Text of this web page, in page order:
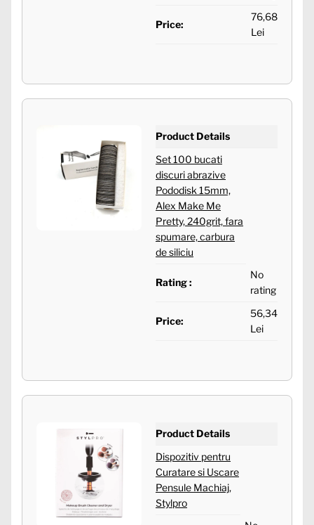
Price:
76,68
Lei
Product Details
Set 100 bucati
discuri abrazive
Pododisk 15mm,
Alex Make Me
Pretty, 240grit, fara
spumare, carbura
de siliciu
Rating :
No
rating
Price:
56,34
Lei
Product Details
Dispozitiv pentru
Curatare si Uscare
Pensule Machiaj,
Stylpro